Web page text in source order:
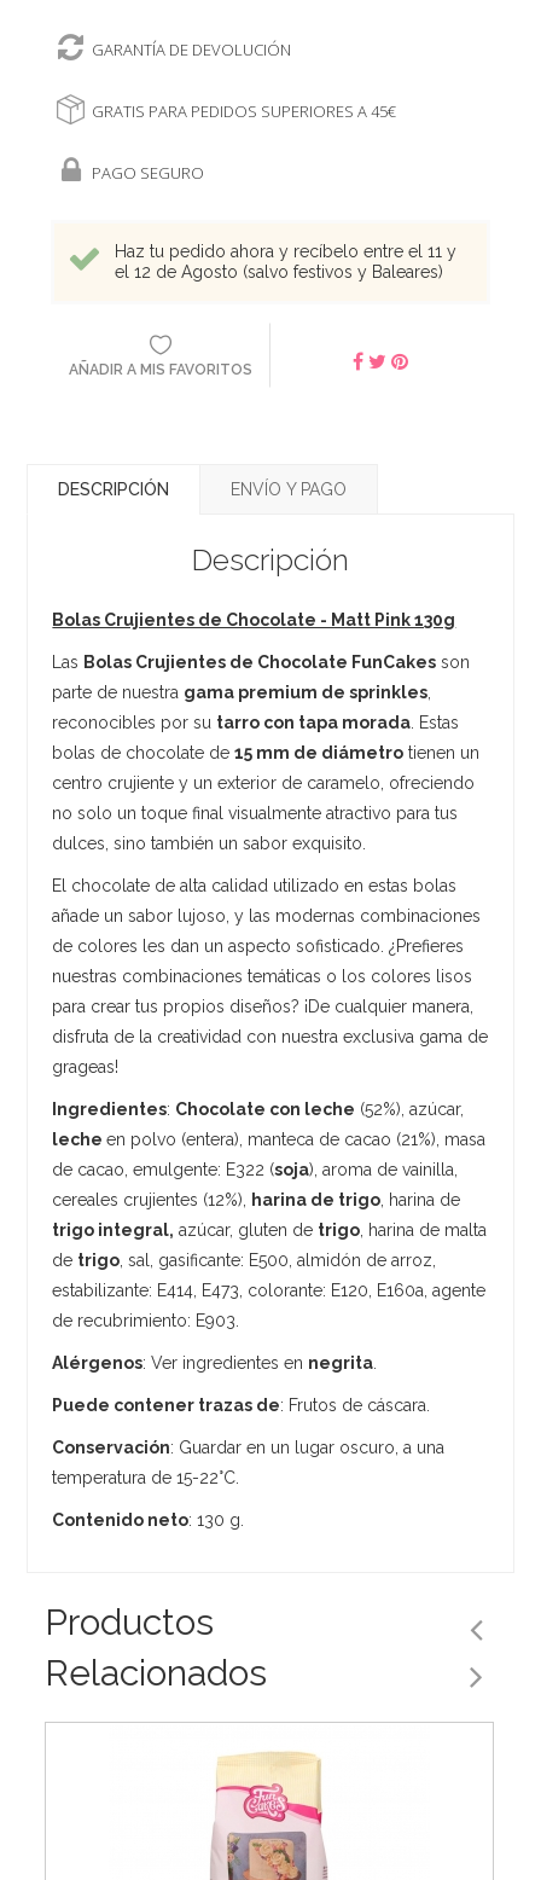
GARANTÍA DE DEVOLUCIÓN
GRATIS PARA PEDIDOS SUPERIORES A 45€
PAGO SEGURO
Haz tu pedido ahora y recíbelo entre el 11 y
el 12 de Agosto (salvo festivos y Baleares)
AÑADIR A MIS FAVORITOS
DESCRIPCIÓN ENVÍO Y PAGO
Descripción
Bolas Crujientes de Chocolate - Matt Pink 130g
Las Bolas Crujientes de Chocolate FunCakes son
parte de nuestra gama premium de sprinkles
reconocibles por su tarro con tapa morada . Estas
bolas de chocolate de15 mm de diámetro tienen un
centro crujiente y un exterior de caramelo, ofreciendo
no solo un toque final visualmente atractivo para tus
dulces, sino también un sabor exquisito.
El chocolate de alta calidad utilizado en estas bolas
añade un sabor lujoso, y las modernas combinaciones
de colores les dan un aspecto sofisticado. ¿Prefieres
nuestras combinaciones temáticas o los colores lisos
para crear tus propios diseños? ¡De cualquier manera,
disfruta de la creatividad con nuestra exclusiva gama de
grageas!
Ingredientes: Chocolate con leche (52%), azúcar,
lecheen polvo (entera), manteca de cacao (21%), masa
de cacao, emulgente: E322 (soja), aroma de vainilla,
cereales crujientes (12%),
harina de trigo , harina de
trigo integral, azúcar, gluten de trigo , harina de malta
de trigo , sal, gasificante: E500, almidón de arroz,
estabilizante: E414, E473, colorante: E120, E160a, agente
de recubrimiento: E903.
Alérgenos: Ver ingredientes en negrita
Puede contener trazas de: Frutos de cáscara.
Conservación: Guardar en un lugar oscuro, a una
temperatura de 15-22°C.
Contenido neto: 130 g.
Productos
Relacionados